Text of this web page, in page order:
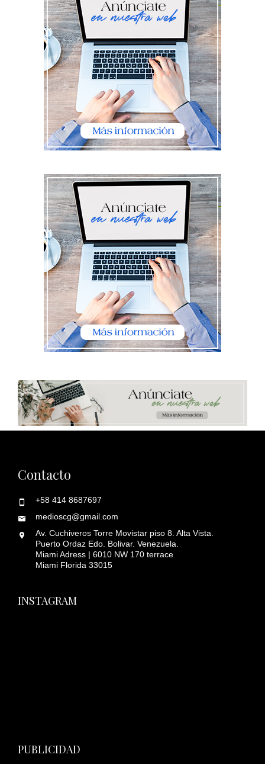
Contacto
+58 414 8687697
medioscg@gmail.com
Av. Cuchiveros Torre Movistar piso 8. Alta Vista.
Puerto Ordaz Edo. Bolivar. Venezuela.
Miami Adress | 6010 NW 170 terrace
Miami Florida 33015
INSTAGRAM
PUBLICIDAD